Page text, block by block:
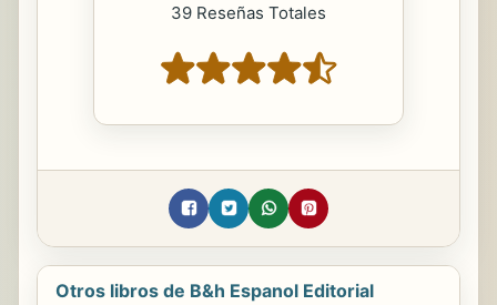
39 Reseñas Totales
Otros libros de B&h Espanol Editorial